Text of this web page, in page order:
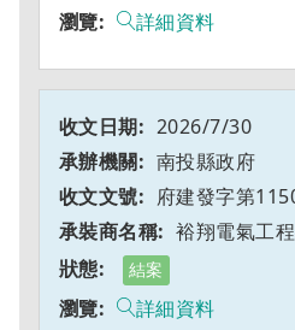
詳細資料
2026/7/30
南投縣政府
府建發字第
裕翔電氣工
結案
詳細資料